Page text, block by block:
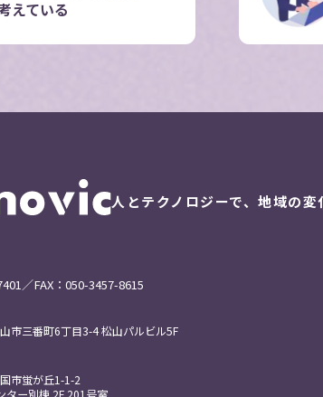
えている
人とテクノロジーで、地域の変
／FAX：050-3457-8615
市三番町6丁目3-4松山パルビル5F
市蛍が丘1-1-2